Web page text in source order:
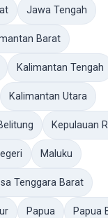
Jawa Tengah
Barat
Kalimantan Tengah
Kalimantan Utara
Kepulauan
Maluku
Tenggara Barat
Papua Papua